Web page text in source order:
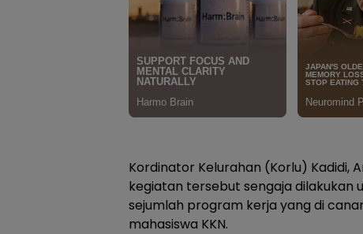
Kordinator Kelurahan (Korlu) Kadidi,
kegiatan tersebut sengaja dilakukan
sejumlah program kerja yang di
mahasiswa KKN.